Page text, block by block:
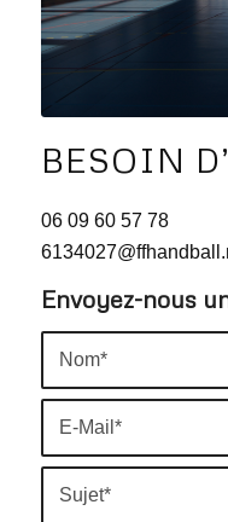
BESOIN
06 09 60 57 78
Envoyez-nous